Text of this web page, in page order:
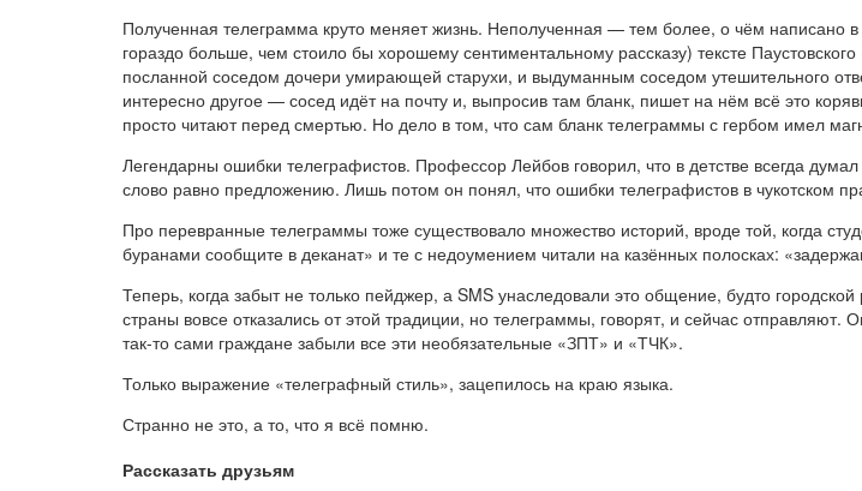
Полученная телеграмма круто меняет жизнь. Неполученная — тем более, о чём написано
гораздо больше, чем стоило бы хорошему сентиментальному рассказу) тексте
посланной соседом дочери умирающей старухи, и выдуманным соседом утешительного
интересно другое — сосед идёт на почту и, выпросив там бланк, пишет на нём всё это
просто читают перед смертью. Но дело в том, что сам бланк телеграммы с гербом имел
Легендарны ошибки телеграфистов. Профессор Лейбов говорил, что в детстве всегда
слово равно предложению. Лишь потом он понял, что ошибки телеграфистов в чукотском
Про перевранные телеграммы тоже существовало множество историй, вроде той, когда
буранами сообщите в деканат» и те с недоумением читали на казённых полосках:
Теперь, когда забыт не только пейджер, а SMS унаследовали это общение, будто
страны вовсе отказались от этой традиции, но телеграммы, говорят, и сейчас
так-то сами граждане забыли все эти необязательные «ЗПТ» и «ТЧК».
Только выражение «телеграфный стиль», зацепилось на краю языка.
Странно не это, а то, что я всё помню.
Рассказать друзьям